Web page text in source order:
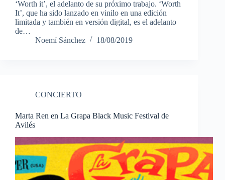
‘Worth it’, el adelanto de su próximo trabajo. ‘Worth
It’, que ha sido lanzado en vinilo en una edición
limitada y también en versión digital, es el adelanto
de…
Noemí Sánchez
18/08/2019
CONCIERTO
Marta Ren en La Grapa Black Music Festival de
Avilés